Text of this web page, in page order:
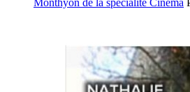
Monthyon de la spécialité Cinéma